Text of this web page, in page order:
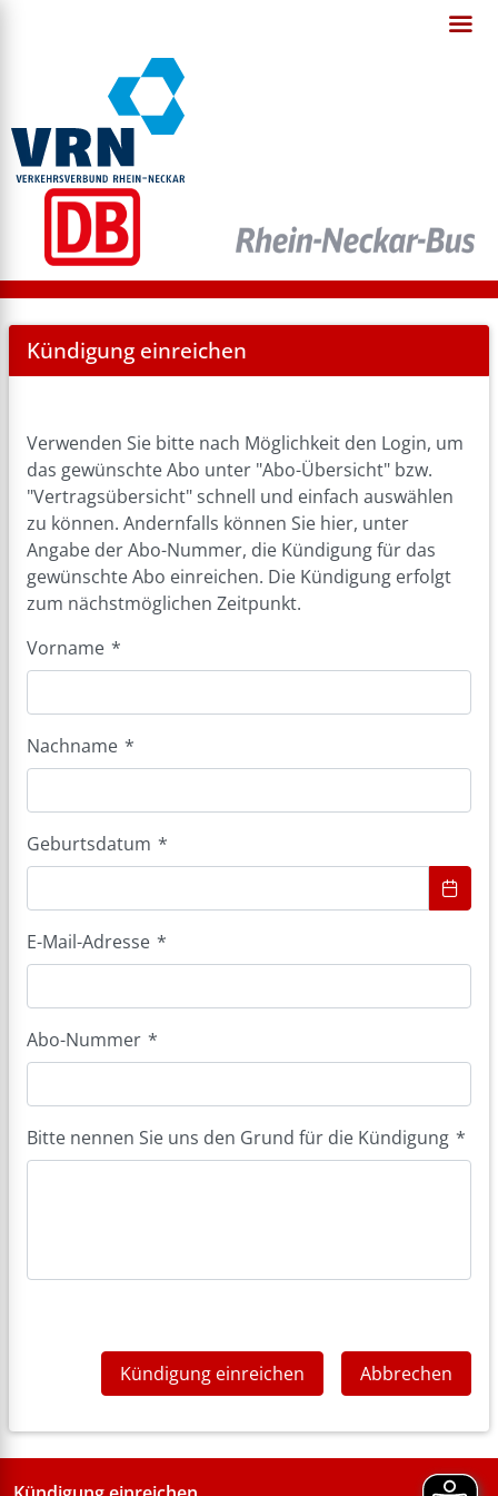
Cancel
Abo
Kündigung einreichen
Verwenden Sie bitte nach Möglichkeit den Login, um
das gewünschte Abo unter "Abo-Übersicht" bzw.
"Vertragsübersicht" schnell und einfach auswählen
zu können. Andernfalls können Sie hier, unter
Angabe der Abo-Nummer, die Kündigung für das
gewünschte Abo einreichen. Die Kündigung erfolgt
zum nächstmöglichen Zeitpunkt.
Vorname *
Nachname *
Geburtsdatum *
E-Mail-Adresse *
Abo-Nummer *
Bitte nennen Sie uns den Grund für die Kündigung *
Kündigung einreichen Abbrechen